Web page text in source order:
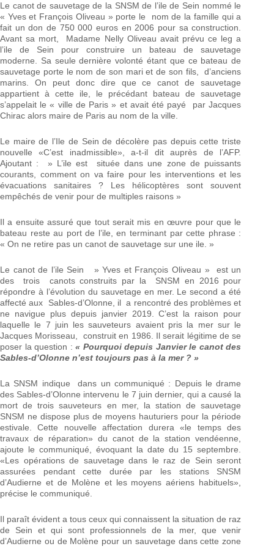
Le canot de sauvetage de la SNSM de l’ile de Sein nommé le
« Yves et François Oliveau » porte le nom de la famille qui a
fait un don de 750 000 euros en 2006 pour sa construction.
Avant sa mort, Madame Nelly Oliveau avait prévu ce leg a
l’ile de Sein pour construire un bateau de sauvetage
moderne. Sa seule dernière volonté étant que ce bateau de
sauvetage porte le nom de son mari et de son fils, d’anciens
marins. On peut donc dire que ce canot de sauvetage
appartient à cette ile, le précédant bateau de sauvetage
s’appelait le « ville de Paris » et avait été payé par Jacques
Chirac alors maire de Paris au nom de la ville.
Le maire de l’Ile de Sein de décolère pas depuis cette triste
nouvelle «C’est inadmissible», a-t-il dit auprès de l’AFP.
Ajoutant : » L’ile est située dans une zone de puissants
courants, comment on va faire pour les interventions et les
évacuations sanitaires ? Les hélicoptères sont souvent
empêchés de venir pour de multiples raisons »
Il a ensuite assuré que tout serait mis en œuvre pour que le
bateau reste au port de l’ile, en terminant par cette phrase :
« On ne retire pas un canot de sauvetage sur une ile. »
Le canot de l’ile Sein » Yves et François Oliveau » est un
des trois canots construits par la SNSM en 2016 pour
répondre à l’évolution du sauvetage en mer. Le second a été
affecté aux Sables-d’Olonne, il a rencontré des problèmes et
ne navigue plus depuis janvier 2019. C’est la raison pour
laquelle le 7 juin les sauveteurs avaient pris la mer sur le
Jacques Morisseau, construit en 1986. Il serait légitime de se
poser la question :« Pourquoi depuis Janvier le canot des
Sables-d’Olonne n’est toujours pas à la mer ? »
La SNSM indique dans un communiqué : Depuis le drame
des Sables-d’Olonne intervenu le 7 juin dernier, qui a causé la
mort de trois sauveteurs en mer, la station de sauvetage
SNSM ne dispose plus de moyens hauturiers pour la période
estivale. Cette nouvelle affectation durera «le temps des
travaux de réparation» du canot de la station vendéenne,
ajoute le communiqué, évoquant la date du 15 septembre.
«Les opérations de sauvetage dans le raz de Sein seront
assurées pendant cette durée par les stations SNSM
d’Audierne et de Molène et les moyens aériens habituels»,
précise le communiqué.
Il paraît évident a tous ceux qui connaissent la situation de raz
de Sein et qui sont professionnels de la mer, que venir
d’Audierne ou de Molène pour un sauvetage dans cette zone